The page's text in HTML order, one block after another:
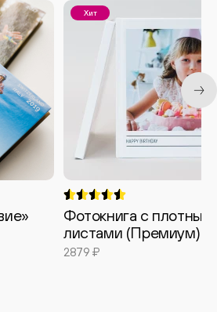
Хит
Фотокнига с
листами (Премиум)
2879 ₽